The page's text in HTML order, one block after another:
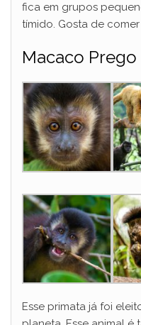
fica em grupos
tímido. Gosta de
Macaco Prego
Esse primata já foi